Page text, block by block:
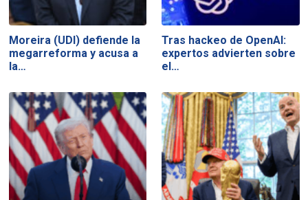
Moreira (UDI) defiende la
megarreforma y acusa a
la…
Tras hackeo de OpenAI:
expertos advierten sobre
el…